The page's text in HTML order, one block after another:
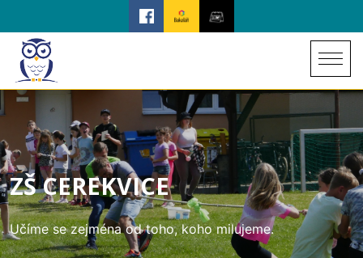
ZŠ CEREKVICE
Učíme se zejména od toho, koho milujeme.